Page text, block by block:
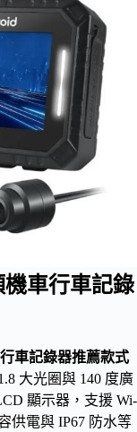
機車行車記錄
車記錄器推薦款式
大光圈與 140 度廣
顯示器，支援 Wi-
供電與 IP67 防水等